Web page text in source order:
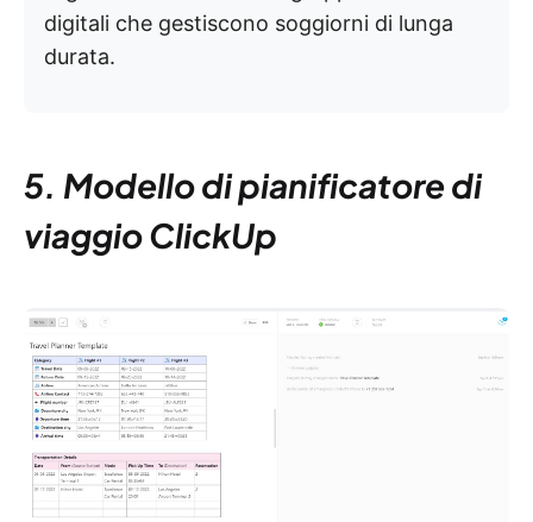
digitali che gestiscono soggiorni di lunga
durata.
5. Modello di pianificatore di
viaggio ClickUp